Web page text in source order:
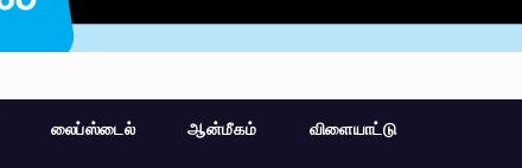
லைப்ஸ்டைல் ஆன்மீகம் விளையாட்டு